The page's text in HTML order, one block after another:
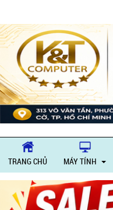
TRANG CHỦ MÁY TÍNH